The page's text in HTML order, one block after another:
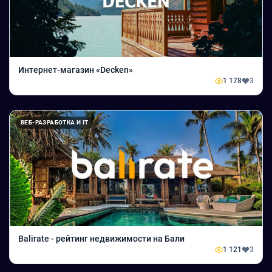
Интернет-магазин «Decken»
1 178 3
ВЕБ-РАЗРАБОТКА И IT
Balirate - рейтинг недвижимости на Бали
1 121 3